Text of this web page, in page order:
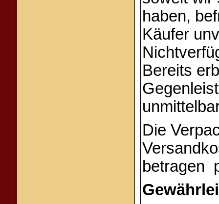
haben,
Käufer
Bereits
Die
betragen